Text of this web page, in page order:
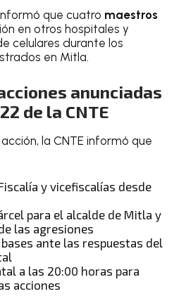
que cuatro maestros
en otros hospitales y
celulares durante los
en Mitla.
anunciadas
de la CNTE
la CNTE informó que
y vicefiscalías desde
para el alcalde de Mitla y
las agresiones
ante las respuestas del
a las 20:00 horas para
acciones